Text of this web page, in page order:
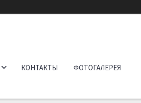
КОНТАКТЫ ФОТОГАЛЕРЕЯ